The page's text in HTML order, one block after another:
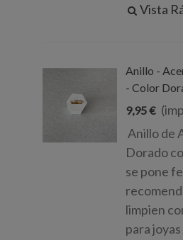
Vista
Anillo -
- Color
9,95 €
Anillo de
Dorado
se pone
limpien
para joyas